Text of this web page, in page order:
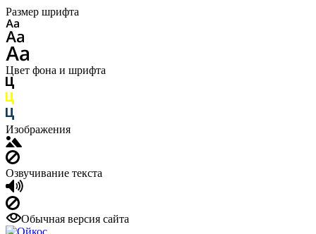
Размер шрифта
Цвет фона и шрифта
Изображения
Озвучивание текста
Обычная версия сайта